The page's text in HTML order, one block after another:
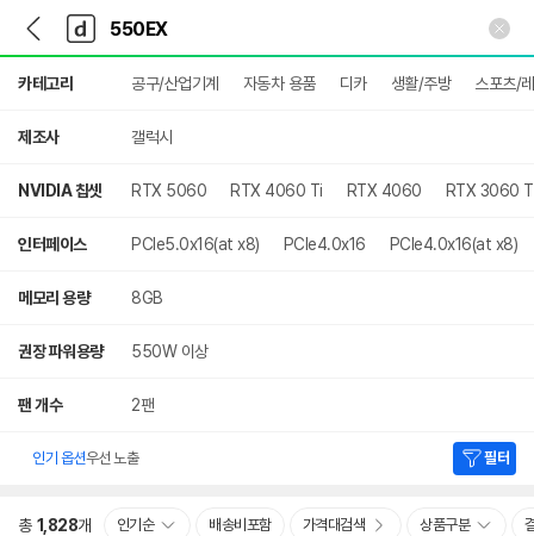
다
나
와
가
기
다
와
메
인
카테고리 공구/산업기계 자동차 용품 디카 생활/주방 스포츠/
제조사 갤럭시
NVIDIA 칩셋 RTX 5060 RTX 4060 Ti RTX 4060 RTX 3060
인터페이스 PCIe5.0x16(at x8) PCIe4.0x16 PCIe4.0x16(at x8)
메모리 용량 8GB
권장 파워용량 550W 이상
팬 개수 2팬
인기 옵션우선 노출 필터
총 1,828개 인기순 배송비포함 가격대검색 상품구분